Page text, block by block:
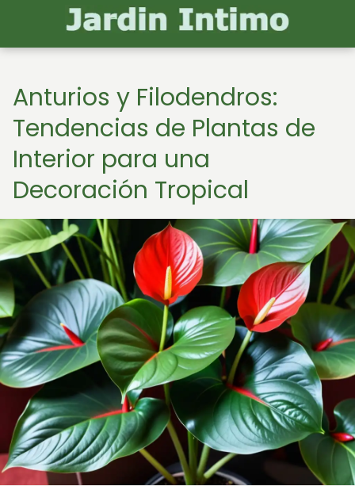
Anturios y Filodendros:
Tendencias de Plantas de
Interior para una
Decoración Tropical